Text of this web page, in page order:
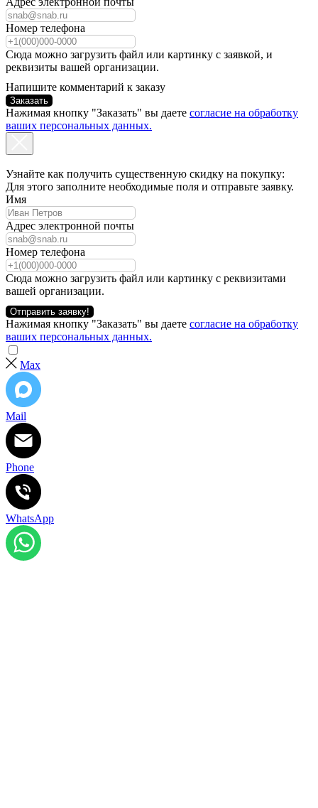
Номер телефона
Сюда можно загрузить файл или картинку с заявкой, и
реквизиты вашей организации.
Напишите комментарий к заказу
Заказать
Нажимая кнопку "Заказать" вы даете согласие на обработку
ваших персональных данных.
Узнайте как получить существенную скидку на покупку:
Для этого заполните необходимые поля и отправьте заявку.
Имя
Адрес электронной почты
Номер телефона
Сюда можно загрузить файл или картинку с реквизитами
вашей организации.
Отправить заявку!
Нажимая кнопку "Заказать" вы даете согласие на обработку
ваших персональных данных.
Max
Mail
Phone
WhatsApp